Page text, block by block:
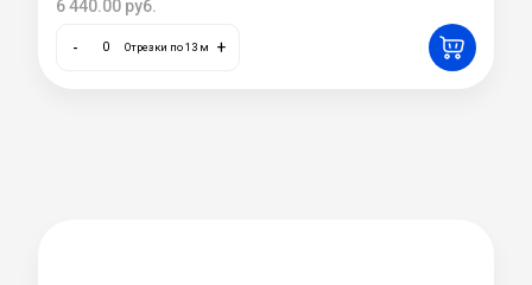
6 440.00 руб.
- Отрезки по 13 м +